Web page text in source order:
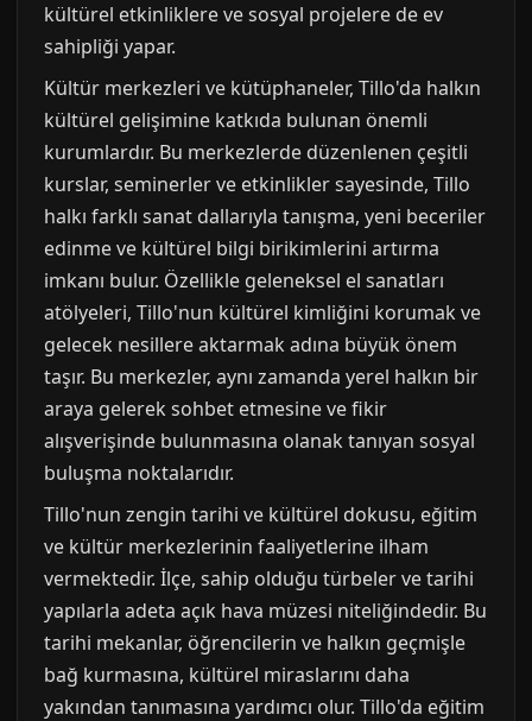
kültürel etkinliklere ve sosyal projelere de ev
sahipliği yapar.
Kültür merkezleri ve kütüphaneler, Tillo'da halkın
kültürel gelişimine katkıda bulunan önemli
kurumlardır. Bu merkezlerde düzenlenen çeşitli
kurslar, seminerler ve etkinlikler sayesinde, Tillo
halkı farklı sanat dallarıyla tanışma, yeni beceriler
edinme ve kültürel bilgi birikimlerini artırma
imkanı bulur. Özellikle geleneksel el sanatları
atölyeleri, Tillo'nun kültürel kimliğini korumak ve
gelecek nesillere aktarmak adına büyük önem
taşır. Bu merkezler, aynı zamanda yerel halkın bir
araya gelerek sohbet etmesine ve fikir
alışverişinde bulunmasına olanak tanıyan sosyal
buluşma noktalarıdır.
Tillo'nun zengin tarihi ve kültürel dokusu, eğitim
ve kültür merkezlerinin faaliyetlerine ilham
vermektedir. İlçe, sahip olduğu türbeler ve tarihi
yapılarla adeta açık hava müzesi niteliğindedir. Bu
tarihi mekanlar, öğrencilerin ve halkın geçmişle
bağ kurmasına, kültürel miraslarını daha
yakından tanımasına yardımcı olur. Tillo'da eğitim